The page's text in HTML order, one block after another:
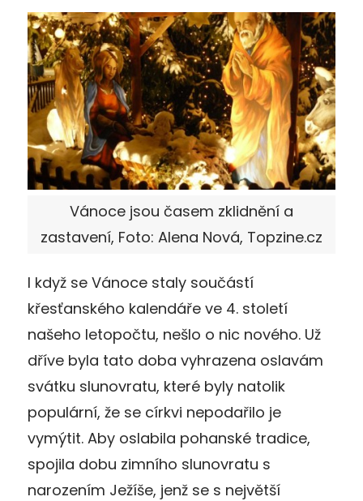
Vánoce jsou časem zklidnění a
zastavení, Foto: Alena Nová, Topzine.cz
I když se Vánoce staly součástí
křesťanského kalendáře ve 4. století
našeho letopočtu, nešlo o nic nového. Už
dříve byla tato doba vyhrazena oslavám
svátku slunovratu, které byly natolik
populární, že se církvi nepodařilo je
vymýtit. Aby oslabila pohanské tradice,
spojila dobu zimního slunovratu s
narozením Ježíše, jenž se s největší